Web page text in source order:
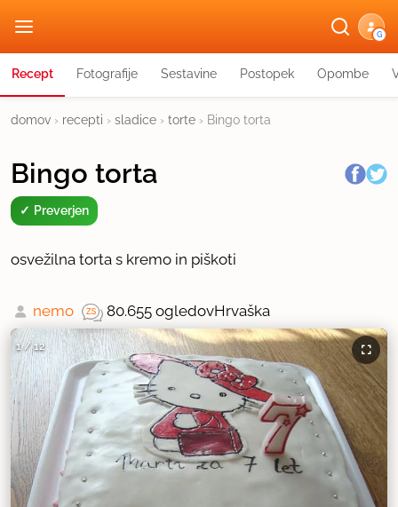
G
Recept Fotografije Sestavine Postopek Opombe
domov › recepti › sladice › torte › Bingo torta
Bingo torta
Preverjen
osvežilna torta s kremo in piškoti
nemo 80.655 ogledovHrvaška
1/12